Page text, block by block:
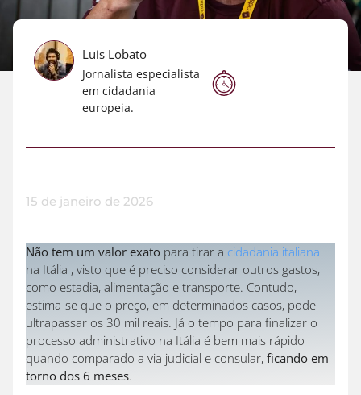
Luis Lobato
Jornalista especialista
em cidadania
europeia.
15 de janeiro de 2026
Não tem um valor exato para tirar a cidadania italiana
na Itália , visto que é preciso considerar outros gastos,
como estadia, alimentação e transporte. Contudo,
estima-se que o preço, em determinados casos, pode
ultrapassar os 30 mil reais. Já o tempo para finalizar o
processo administrativo na Itália é bem mais rápido
quando comparado a via judicial e consular, ficando em
torno dos 6 meses.